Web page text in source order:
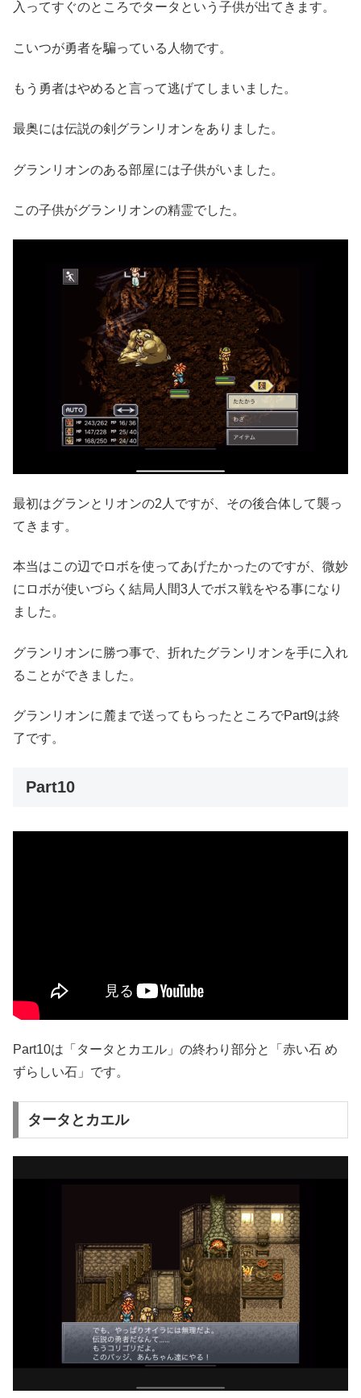
入ってすぐのところでタータという子供が出てきます。
こいつが勇者を騙っている人物です。
もう勇者はやめると言って逃げてしまいました。
最奥には伝説の剣グランリオンをありました。
グランリオンのある部屋には子供がいました。
この子供がグランリオンの精霊でした。
最初はグランとリオンの2人ですが、その後合体して襲っ
てきます。
本当はこの辺でロボを使ってあげたかったのですが、微妙
にロボが使いづらく結局人間3人でボス戦をやる事になり
ました。
グランリオンに勝つ事で、折れたグランリオンを手に入れ
ることができました。
グランリオンに麓まで送ってもらったところでPart9は終
了です。
Part10
Part10は「タータとカエル」の終わり部分と「赤い石 め
ずらしい石」です。
タータとカエル